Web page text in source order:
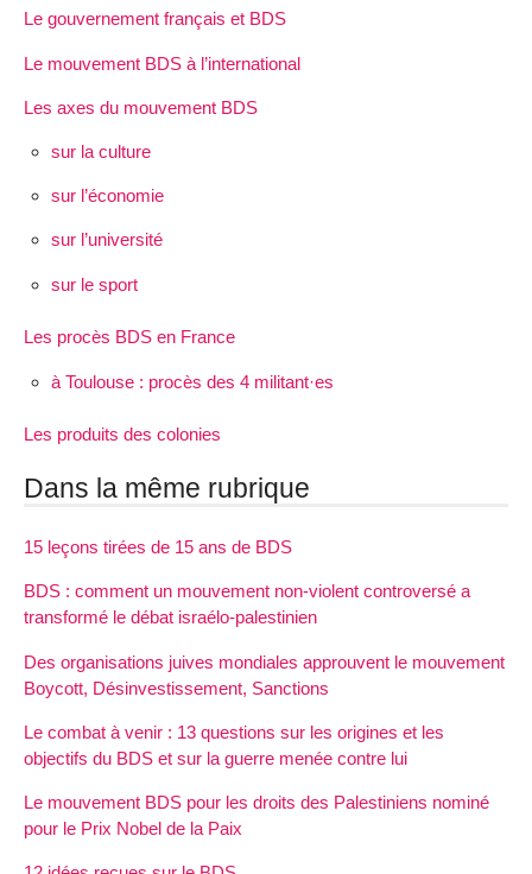
Le gouvernement français et BDS
Le mouvement BDS à l’international
Les axes du mouvement BDS
sur la culture
sur l’économie
sur l’université
sur le sport
Les procès BDS en France
à Toulouse : procès des 4 militant·es
Les produits des colonies
Dans la même rubrique
15 leçons tirées de 15 ans de BDS
BDS : comment un mouvement non-violent controversé a
transformé le débat israélo-palestinien
Des organisations juives mondiales approuvent le mouvement
Boycott, Désinvestissement, Sanctions
Le combat à venir : 13 questions sur les origines et les
objectifs du BDS et sur la guerre menée contre lui
Le mouvement BDS pour les droits des Palestiniens nominé
pour le Prix Nobel de la Paix